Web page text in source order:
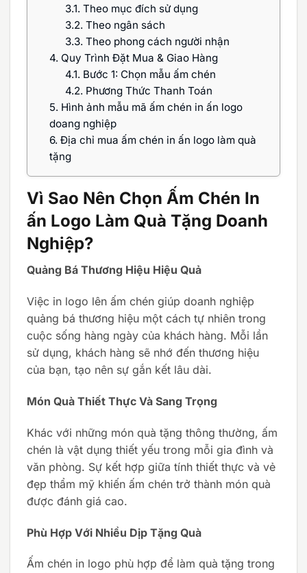
3.1. Theo mục đích sử dụng
3.2. Theo ngân sách
3.3. Theo phong cách người nhận
4. Quy Trình Đặt Mua & Giao Hàng
4.1. Bước 1: Chọn mẫu ấm chén
4.2. Phương Thức Thanh Toán
5. Hình ảnh mẫu mã ấm chén in ấn logo
doang nghiệp
6. Địa chỉ mua ấm chén in ấn logo làm quà
tặng
Vì Sao Nên Chọn Ấm Chén In
ấn Logo Làm Quà Tặng Doanh
Nghiệp?
Quảng Bá Thương Hiệu Hiệu Quả
Việc in logo lên ấm chén giúp doanh nghiệp
quảng bá thương hiệu một cách tự nhiên trong
cuộc sống hàng ngày của khách hàng. Mỗi lần
sử dụng, khách hàng sẽ nhớ đến thương hiệu
của bạn, tạo nên sự gắn kết lâu dài.
Món Quà Thiết Thực Và Sang Trọng
Khác với những món quà tặng thông thường, ấm
chén là vật dụng thiết yếu trong mỗi gia đình và
văn phòng. Sự kết hợp giữa tính thiết thực và vẻ
đẹp thẩm mỹ khiến ấm chén trở thành món quà
được đánh giá cao.
Phù Hợp Với Nhiều Dịp Tặng Quà
Ấm chén in logo phù hợp để làm quà tặng trong